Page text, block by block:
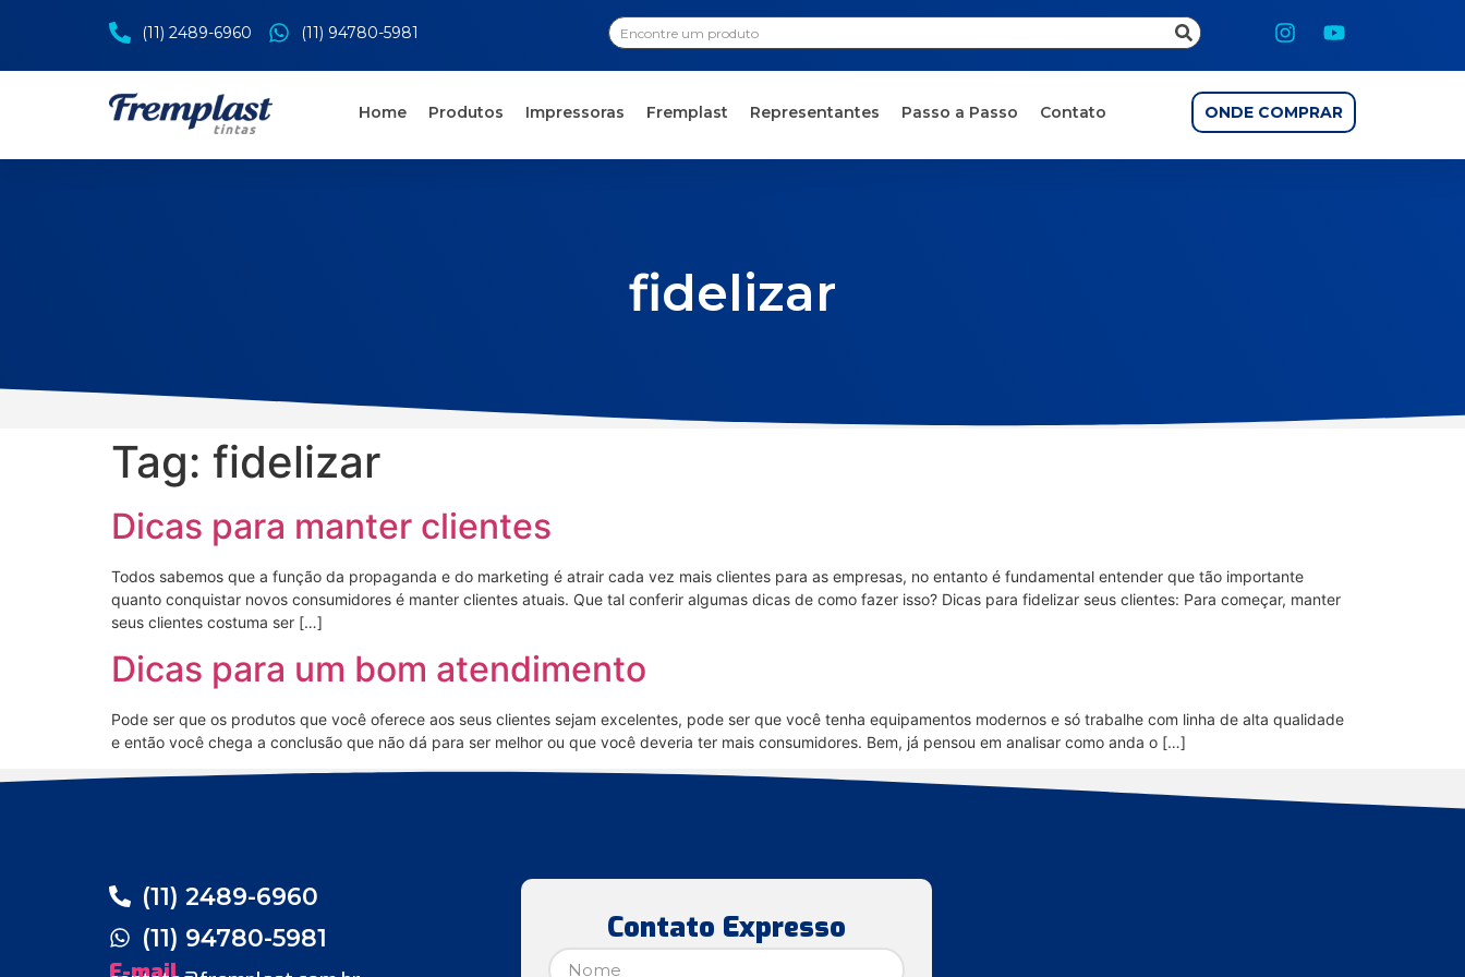
(11) 2489-6960 (11) 94780-5981
Home Produtos Impressoras Fremplast Representantes Passo a Passo Contato ONDE COMPRAR
fidelizar
Tag: fidelizar
Dicas para manter clientes
Todos sabemos que a função da propaganda e do marketing é atrair cada vez mais clientes para as empresas, no entanto é fundamental entender que tão importante
quanto conquistar novos consumidores é manter clientes atuais. Que tal conferir algumas dicas de como fazer isso? Dicas para fidelizar seus clientes: Para começar, manter
seus clientes costuma ser […]
Dicas para um bom atendimento
Pode ser que os produtos que você oferece aos seus clientes sejam excelentes, pode ser que você tenha equipamentos modernos e só trabalhe com linha de alta qualidade
e então você chega a conclusão que não dá para ser melhor ou que você deveria ter mais consumidores. Bem, já pensou em analisar como anda o […]
(11) 2489-6960
(11) 94780-5981
Contato Expresso